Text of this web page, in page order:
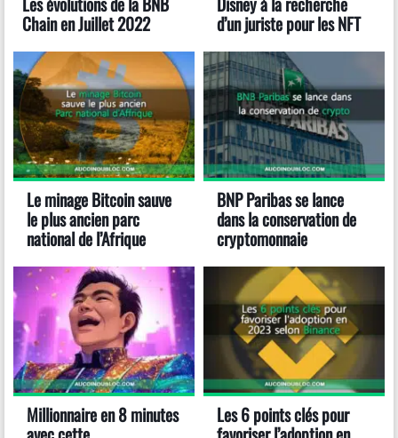
Chain en Juillet 2022 d’un juriste pour les NFT
Le minage Bitcoin sauve
le plus ancien parc
national de l’Afrique
BNP Paribas se lance
dans la conservation de
cryptomonnaie
Millionnaire en 8 minutes Les 6 points clés pour